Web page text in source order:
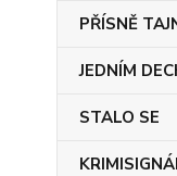
PŘÍSNĚ
JEDNÍM
STALO SE